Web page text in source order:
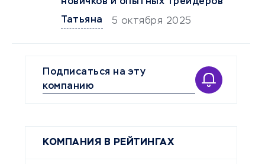
новичков и опытных трейдеров
Татьяна
5 октября 2025
Подписаться на эту
компанию
КОМПАНИЯ В РЕЙТИНГАХ